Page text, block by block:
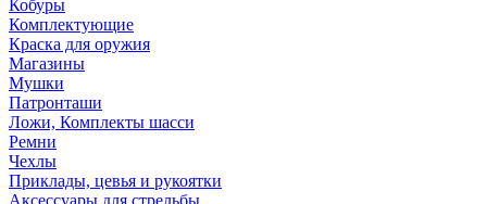
Кобуры
Комплектующие
Краска для оружия
Магазины
Мушки
Патронташи
Ложи, Комплекты шасси
Ремни
Чехлы
Приклады, цевья и рукоятки
Аксессуары для стрельбы